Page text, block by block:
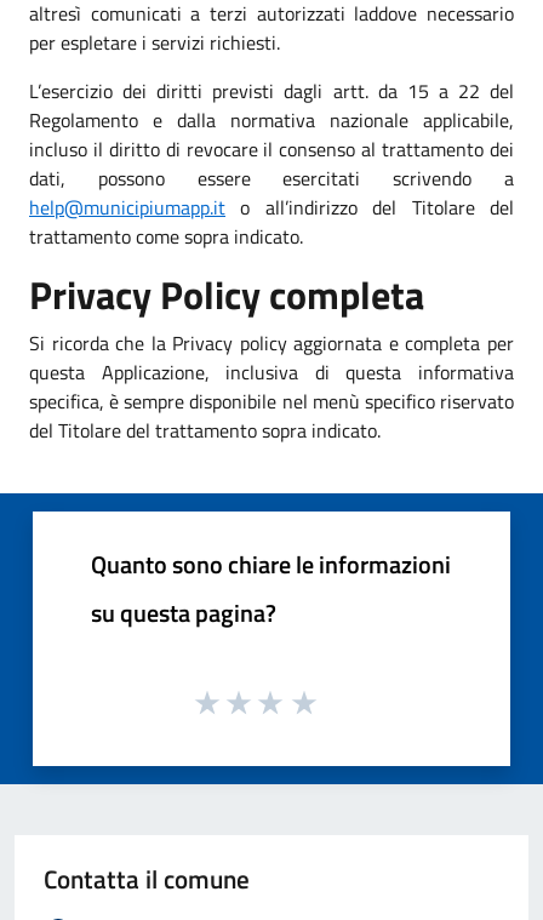
altresì comunicati a terzi autorizzati laddove necessario
per espletare i servizi richiesti.
L’esercizio dei diritti previsti dagli artt. da 15 a 22 del
Regolamento e dalla normativa nazionale applicabile,
incluso il diritto di revocare il consenso al trattamento dei
dati, possono essere esercitati scrivendo a
help@municipiumapp.it o all’indirizzo del Titolare del
trattamento come sopra indicato.
Privacy Policy completa
Si ricorda che la Privacy policy aggiornata e completa per
questa Applicazione, inclusiva di questa informativa
specifica, è sempre disponibile nel menù specifico riservato
del Titolare del trattamento sopra indicato.
Quanto sono chiare le informazioni
su questa pagina?
Contatta il comune